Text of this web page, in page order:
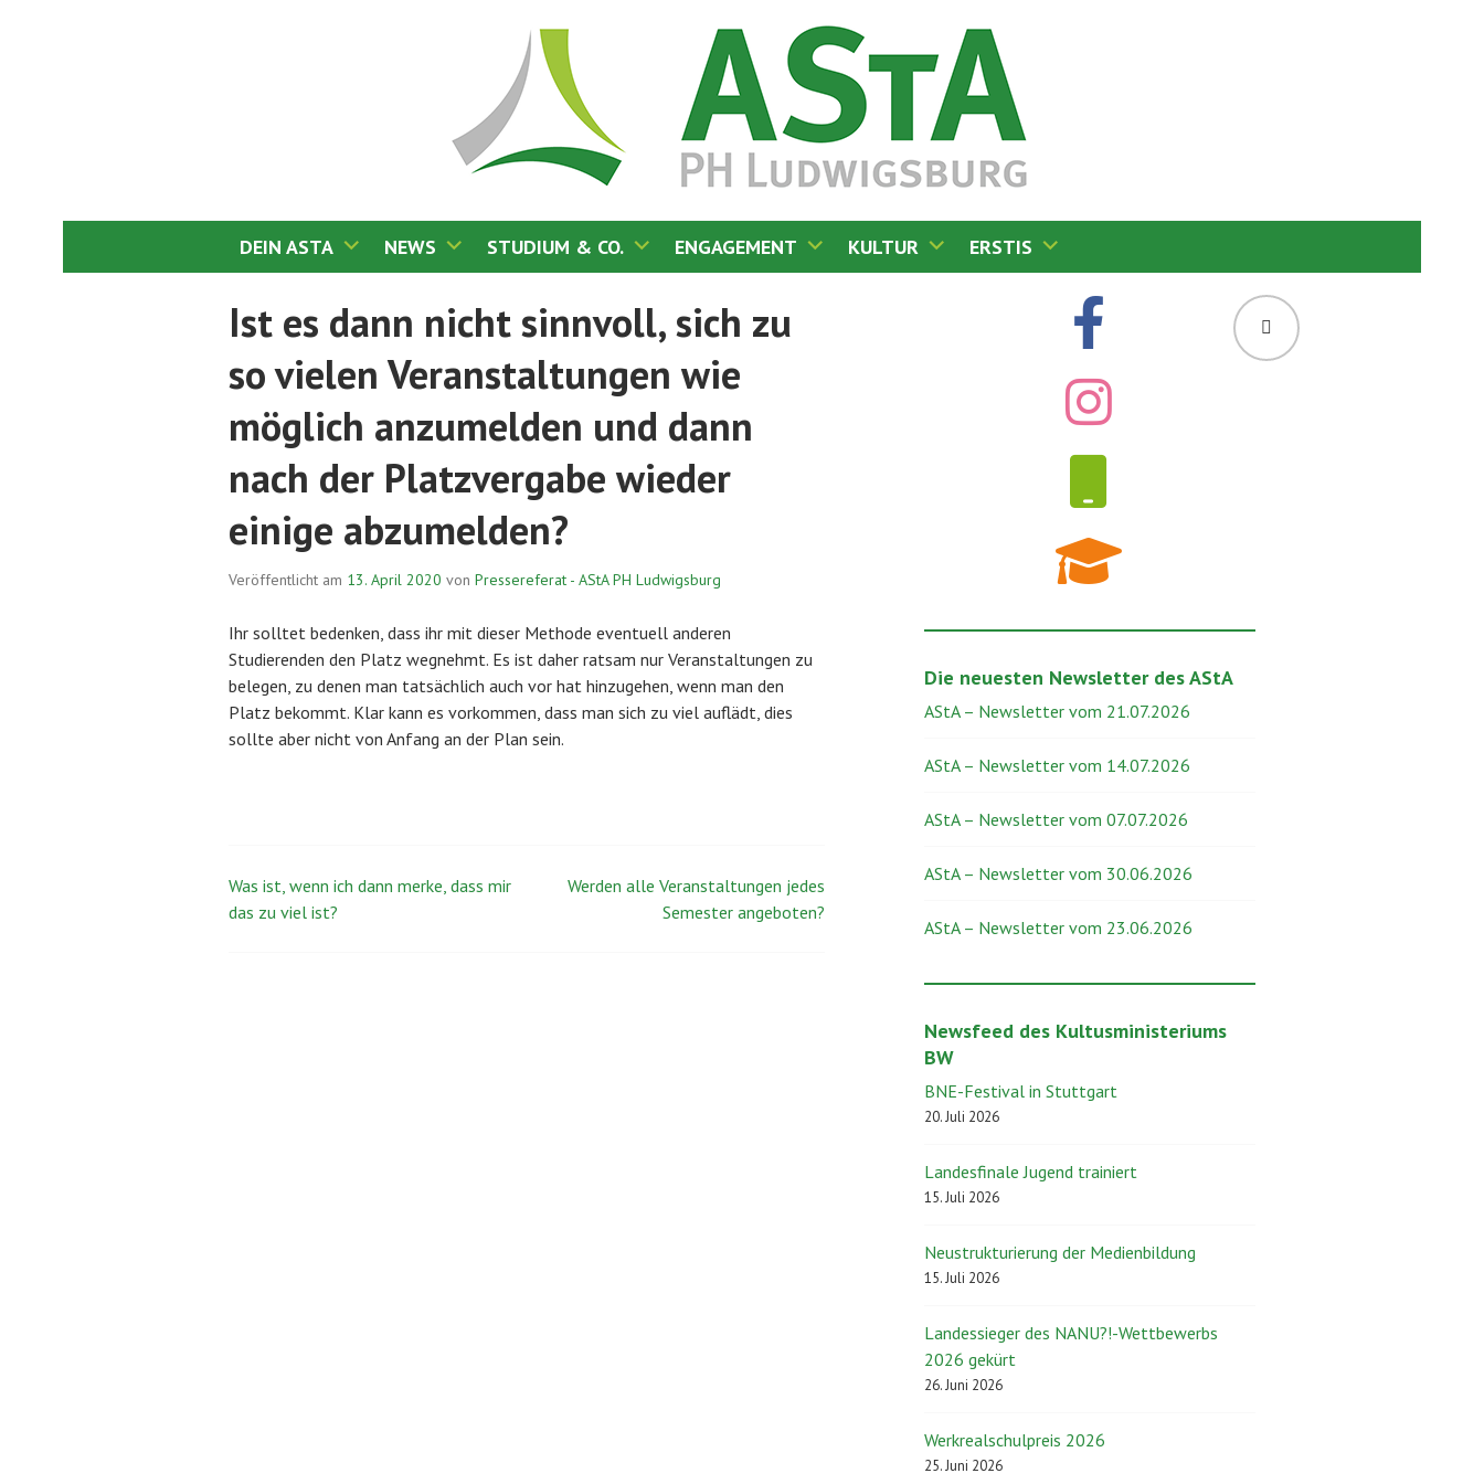
ASTA PH LUDWIGSBURG
DEIN ASTA NEWS STUDIUM & CO. ENGAGEMENT KULTUR ERSTIS
SUCHEN
Ist es dann nicht sinnvoll, sich zu
so vielen Veranstaltungen wie
möglich anzumelden und dann
nach der Platzvergabe wieder
einige abzumelden?
Veröffentlicht am 13. April 2020 von Pressereferat - AStA PH Ludwigsburg
Ihr solltet bedenken, dass ihr mit dieser Methode eventuell anderen
Studierenden den Platz wegnehmt. Es ist daher ratsam nur Veranstaltungen zu
belegen, zu denen man tatsächlich auch vor hat hinzugehen, wenn man den
Platz bekommt. Klar kann es vorkommen, dass man sich zu viel auflädt, dies
sollte aber nicht von Anfang an der Plan sein.
Beitrags-
Was ist, wenn ich dann merke, dass mir
das zu viel ist?
Werden alle Veranstaltungen jedes
Semester angeboten?
Die neuesten Newsletter des AStA
AStA – Newsletter vom 21.07.2026
AStA – Newsletter vom 14.07.2026
AStA – Newsletter vom 07.07.2026
AStA – Newsletter vom 30.06.2026
AStA – Newsletter vom 23.06.2026
Newsfeed des Kultusministeriums
BW
BNE-Festival in Stuttgart
20. Juli 2026
Landesfinale Jugend trainiert
15. Juli 2026
Neustrukturierung der Medienbildung
15. Juli 2026
Landessieger des NANU?!-Wettbewerbs
2026 gekürt
26. Juni 2026
Werkrealschulpreis 2026
25. Juni 2026